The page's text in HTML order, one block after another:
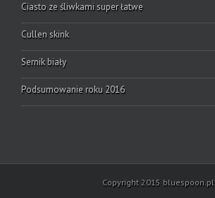
Ciasto ze śliwkami super łatwe
Cullen skink
Sernik biały
Podsumowanie roku 2016
Copyright 2015 bluespoon.pl